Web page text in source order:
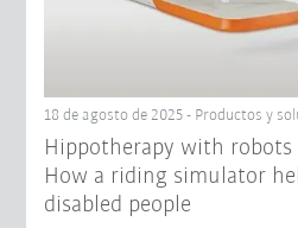
18 de agosto de 2025 - Productos y
Hippotherapy with robots
How a riding simulator
disabled people